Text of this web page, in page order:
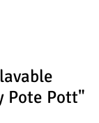
Pote Pott"